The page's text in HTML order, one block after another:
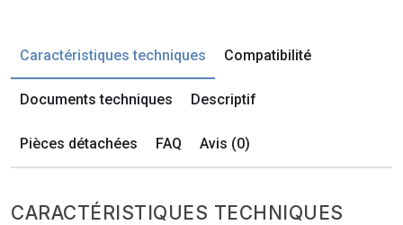
Caractéristiques techniques Compatibilité
Documents techniques Descriptif
Pièces détachées FAQ Avis (0)
CARACTÉRISTIQUES TECHNIQUES